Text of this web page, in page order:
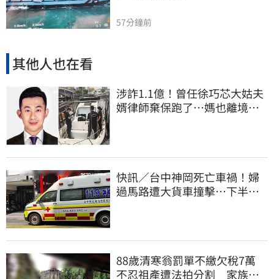
57分鐘前
其他人也在看
涉詐1.1億！曾任徐巧芯大姑夫
婿律師棄保跑了…媽也離境
快訊／台中神岡死亡車禍！婦
過馬路遭大貨車撞擊…下半身
88歲清寒翁罰單不繳欠稅7萬
不忍祖產遭法拍分割 家族按